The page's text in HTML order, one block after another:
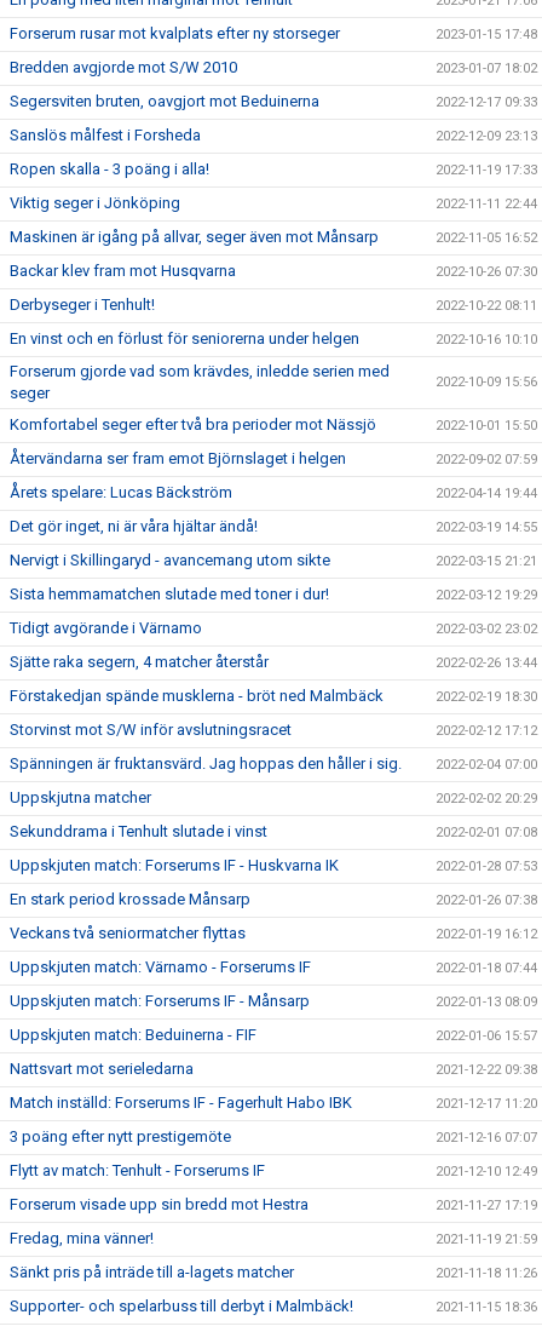
Forserum rusar mot kvalplats efter ny storseger 2023-01-15 17:48
Bredden avgjorde mot S/W 2010 2023-01-07 18:02
Segersviten bruten, oavgjort mot Beduinerna 2022-12-17 09:33
Sanslös målfest i Forsheda 2022-12-09 23:13
Ropen skalla - 3 poäng i alla! 2022-11-19 17:33
Viktig seger i Jönköping 2022-11-11 22:44
Maskinen är igång på allvar, seger även mot Månsarp 2022-11-05 16:52
Backar klev fram mot Husqvarna 2022-10-26 07:30
Derbyseger i Tenhult! 2022-10-22 08:11
En vinst och en förlust för seniorerna under helgen 2022-10-16 10:10
Forserum gjorde vad som krävdes, inledde serien med
seger
2022-10-09 15:56
Komfortabel seger efter två bra perioder mot Nässjö 2022-10-01 15:50
Återvändarna ser fram emot Björnslaget i helgen 2022-09-02 07:59
Årets spelare: Lucas Bäckström 2022-04-14 19:44
Det gör inget, ni är våra hjältar ändå! 2022-03-19 14:55
Nervigt i Skillingaryd - avancemang utom sikte 2022-03-15 21:21
Sista hemmamatchen slutade med toner i dur! 2022-03-12 19:29
Tidigt avgörande i Värnamo 2022-03-02 23:02
Sjätte raka segern, 4 matcher återstår 2022-02-26 13:44
Förstakedjan spände musklerna - bröt ned Malmbäck 2022-02-19 18:30
Storvinst mot S/W inför avslutningsracet 2022-02-12 17:12
Spänningen är fruktansvärd. Jag hoppas den håller i sig. 2022-02-04 07:00
Uppskjutna matcher 2022-02-02 20:29
Sekunddrama i Tenhult slutade i vinst 2022-02-01 07:08
Uppskjuten match: Forserums IF - Huskvarna IK 2022-01-28 07:53
En stark period krossade Månsarp 2022-01-26 07:38
Veckans två seniormatcher flyttas 2022-01-19 16:12
Uppskjuten match: Värnamo - Forserums IF 2022-01-18 07:44
Uppskjuten match: Forserums IF - Månsarp 2022-01-13 08:09
Uppskjuten match: Beduinerna - FIF 2022-01-06 15:57
Nattsvart mot serieledarna 2021-12-22 09:38
Match inställd: Forserums IF - Fagerhult Habo IBK 2021-12-17 11:20
3 poäng efter nytt prestigemöte 2021-12-16 07:07
Flytt av match: Tenhult - Forserums IF 2021-12-10 12:49
Forserum visade upp sin bredd mot Hestra 2021-11-27 17:19
Fredag, mina vänner! 2021-11-19 21:59
Sänkt pris på inträde till a-lagets matcher 2021-11-18 11:26
Supporter- och spelarbuss till derbyt i Malmbäck! 2021-11-15 18:36